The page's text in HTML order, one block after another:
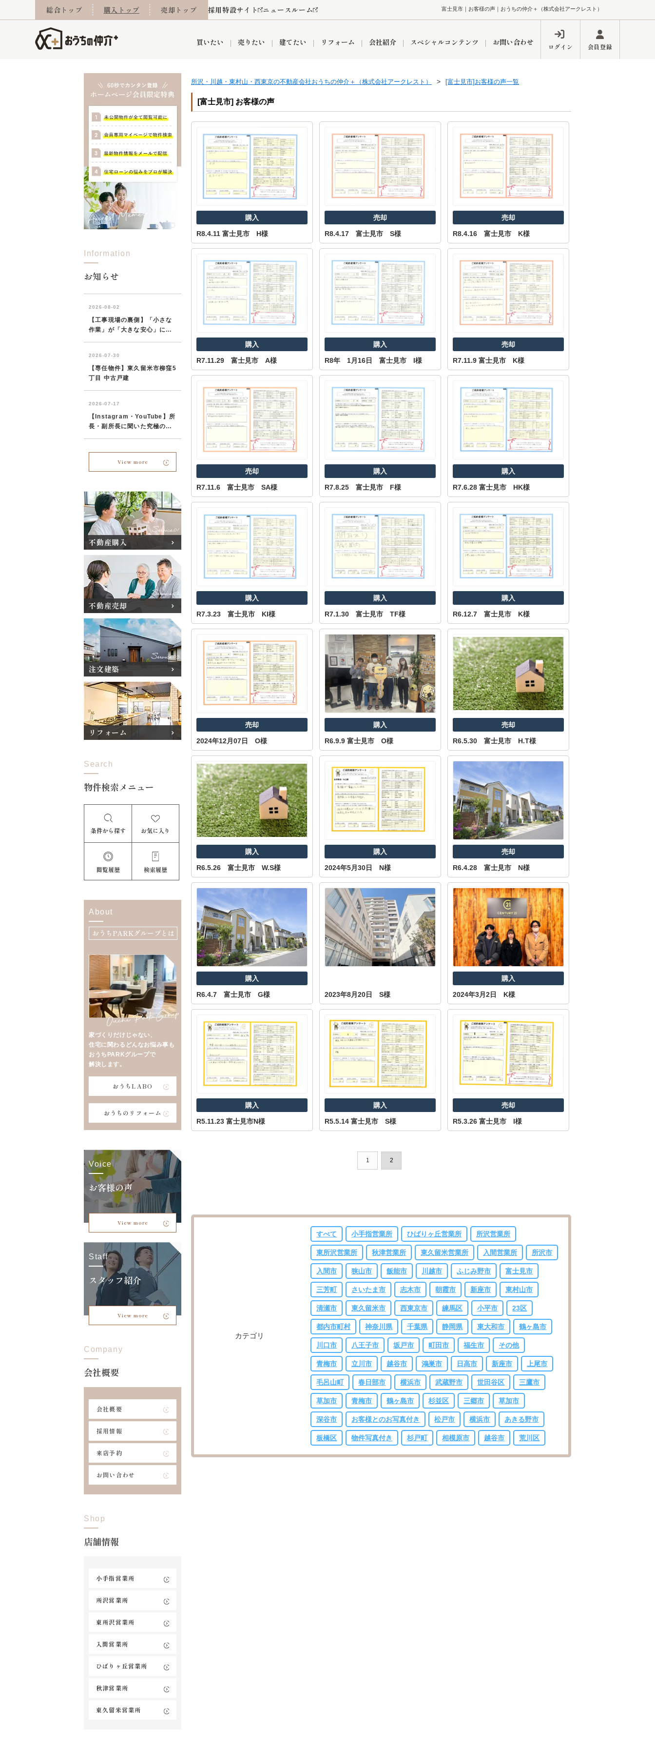
富士見市｜お客様の声｜おうちの仲介＋（株式会社アークレスト）
総合トップ 購入トップ 売却トップ 採用特設サイト ニュースルーム
買いたい
町名から探す
当社お預かり物件 グループ会社施工物件 リノベーション済み物件
今月の住宅ローン金利
所沢市 川越市
東久留米市
売りたい
売却成功実績
住み替え 離婚 不動産買取 空き家 リースバック
西東京市 東久留米市
建てたい リフォーム
リフォーム事例 【埼玉】補助金・助成金
会社紹介
採用情報 お客様の声
小手指営業所 所沢営業所 東所沢営業所 入間営業所 ひばりケ丘営業所 秋津営業所 東久留米営業所
おうちLABO
スペシャルコンテンツ
おうちパークくらぶ
お問い合わせ
売却査定依頼
ログイン 会員登録
所沢・川越・東村山・西東京の不動産会社おうちの仲介＋（株式会社アークレスト） [富士見市]お客様の声一覧
[富士見市] お客様の声
購入
R8.4.11 富士見市 H様
売却
R8.4.17 富士見市 S様
売却
R8.4.16 富士見市 K様
購入
R7.11.29 富士見市 A様
購入
R8年 1月16日 富士見市 I様
売却
R7.11.9 富士見市 K様
売却
R7.11.6 富士見市 SA様
購入
R7.8.25 富士見市 F様
購入
R7.6.28 富士見市 HK様
購入
R7.3.23 富士見市 KI様
購入
R7.1.30 富士見市 TF様
購入
R6.12.7 富士見市 K様
売却
2024年12月07日 O様
購入
R6.9.9 富士見市 O様
売却
R6.5.30 富士見市 H.T様
購入
R6.5.26 富士見市 W.S様
購入
2024年5月30日 N様
売却
R6.4.28 富士見市 N様
購入
R6.4.7 富士見市 G様 2023年8月20日 S様
購入
2024年3月2日 K様
購入
R5.11.23 富士見市N様
購入
R5.5.14 富士見市 S様
売却
R5.3.26 富士見市 I様
1 2
カテゴリ
すべて 小手指営業所 ひばりヶ丘営業所 所沢営業所
東所沢営業所 秋津営業所 東久留米営業所 入間営業所 所沢市
入間市 狭山市 飯能市 川越市 ふじみ野市 富士見市
三芳町 さいたま市 志木市 朝霞市 新座市 東村山市
清瀬市 東久留米市 西東京市 練馬区 小平市 23区
都内市町村 神奈川県 千葉県 静岡県 東大和市 鶴ヶ島市
川口市 八王子市 坂戸市 町田市 福生市 その他
青梅市 立川市 越谷市 鴻巣市 日高市 新座市 上尾市
毛呂山町 春日部市 横浜市 武蔵野市 世田谷区 三鷹市
草加市 青梅市 鶴ヶ島市 杉並区 三郷市 草加市
深谷市 お客様とのお写真付き 松戸市 横浜市 あきる野市
板橋区 物件写真付き 杉戸町 相模原市 越谷市 荒川区
Information
お知らせ
View more
不動産購入
不動産売却
注文建築
リフォーム
Search
物件検索メニュー
条件から探す お気に入り
閲覧履歴 検索履歴
About
おうちPARKグループとは
家づくりだけじゃない、
住宅に関わるどんなお悩み事も
おうちPARKグループで
解決します。
おうちLABO
おうちのリフォーム
Voice
お客様の声
View more
Staff
スタッフ紹介
View more
Company
会社概要
会社概要
採用情報
来店予約
お問い合わせ
Shop
店舗情報
小手指営業所
所沢営業所
東所沢営業所
入間営業所
ひばりヶ丘営業所
秋津営業所
東久留米営業所